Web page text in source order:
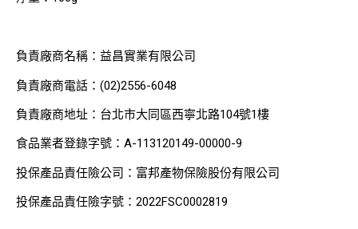
負責廠商名稱：益昌實業有限公司
負責廠商電話：(02)2556-6048
負責廠商地址：台北市大同區西寧北路104號1樓
食品業者登錄字號：A-113120149-00000-9
投保產品責任險公司：富邦產物保險股份有限公司
投保產品責任險字號：2022FSC0002819